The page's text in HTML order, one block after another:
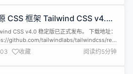
，Shiro 1.13.0等一系列新版本，同时仍然兼容
和数...
CSS 框架 Tailwind CSS v4.0
发布：显著提升性能、简化配置
……
CSS v4.0 稳定版已正式发布。 下载地址：
github.com/tailwindlabs/tailwindcss/releases/
指南：
tailwindcss.com/docs/upgrade-guide
CSS是一个为快速开发而精心设计的原子类
收藏 阅读约5分钟